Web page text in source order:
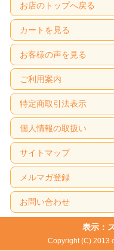
お店のトップへ戻る
カートを見る
お客様の声を見る
ご利用案内
特定商取引法表示
個人情報の取扱い
サイトマップ
メルマガ登録
お問い合わせ
表示：
Copyright (C) 2013